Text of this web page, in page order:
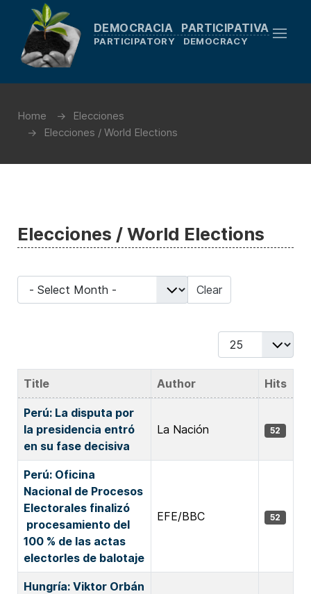
DEMOCRACIA PARTICIPATIVA
PARTICIPATORY DEMOCRACY
Home
Elecciones
Elecciones / World Elections
Elecciones / World Elections
- Select Month - Clear
Display #
Articles
Title Author Hits
Perú: La disputa por
la presidencia entró
en su fase decisiva
La Nación 52
Perú: Oficina
Nacional de Procesos
Electorales finalizó
procesamiento del
100 % de las actas
electorles de balotaje
EFE/BBC 52
Hungría: Viktor Orbán